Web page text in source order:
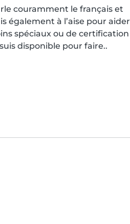
couramment le français et
également à l’aise pour aider
spéciaux ou de certification
disponible pour faire..